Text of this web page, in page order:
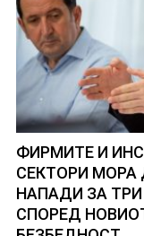
ФИРМИТЕ И
СЕКТОРИ МОРА
НАПАДИ ЗА
СПОРЕД